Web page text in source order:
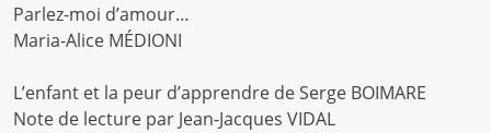
Parlez-moi d’amour…
Maria-Alice MÉDIONI
L’enfant et la peur d’apprendre de Serge BOIMARE
Note de lecture par Jean-Jacques VIDAL